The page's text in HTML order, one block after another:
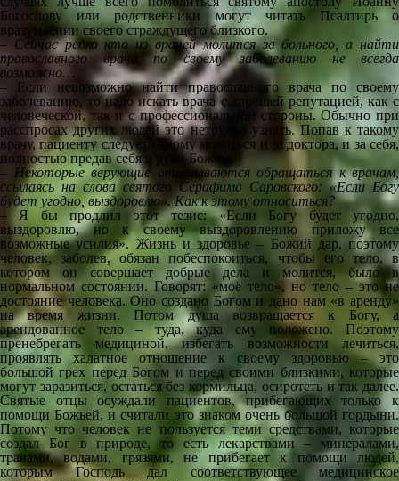
Богослову или родственники могут читать Псалтирь о
вразумлении своего страждущего близкого.
– Сейчас редко кто из врачей молится за больного, а найти
православного врача по своему заболеванию не всегда
возможно…
– Если невозможно найти православного врача по своему
заболеванию, то надо искать врача с хорошей репутацией, как с
человеческой, так и с профессиональной стороны. Обычно при
расспросах других людей это нетрудно узнать. Попав к такому
врачу, пациенту следует самому молиться и за доктора, и за себя,
полностью предав себя в руки Божии.
– Некоторые верующие отказываются обращаться к врачам,
ссылаясь на слова святого Серафима Саровского: «Если Богу
будет угодно, выздоровлю». Как к этому относиться?
– Я бы продлил этот тезис: «Если Богу будет угодно,
выздоровлю, но к своему выздоровлению приложу все
возможные усилия». Жизнь и здоровье – Божий дар, поэтому
человек, заболев, обязан побеспокоиться, чтобы его тело, в
котором он совершает добрые дела и молится, было в
нормальном состоянии. Говорят: «моё тело», но тело – это не
достояние человека. Оно создано Богом и дано нам «в аренду»
на время жизни. Потом душа возвращается к Богу, а
арендованное тело – туда, куда ему положено. Поэтому
пренебрегать медициной, избегать возможности лечиться,
проявлять халатное отношение к своему здоровью – это
большой грех перед Богом и перед своими близкими, которые
могут заразиться, остаться без кормильца, осиротеть и так далее.
Святые отцы осуждали пациентов, прибегающих только к
помощи Божьей, и считали это знаком очень большой гордыни.
Потому что человек не пользуется теми средствами, которые
создал Бог в природе, то есть лекарствами – минералами,
травами, водами, грязями, не прибегает к помощи людей,
которым Господь дал соответствующее медицинское